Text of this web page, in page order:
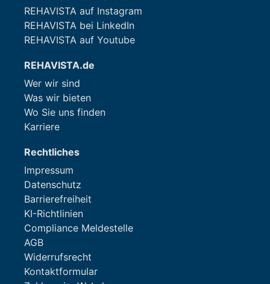
REHAVISTA auf Instagram
REHAVISTA bei LinkedIn
REHAVISTA auf Youtube
REHAVISTA.de
Wer wir sind
Was wir bieten
Wo Sie uns finden
Karriere
Rechtliches
Impressum
Datenschutz
Barrierefreiheit
KI-Richtlinien
Compliance Meldestelle
AGB
Widerrufsrecht
Kontaktformular